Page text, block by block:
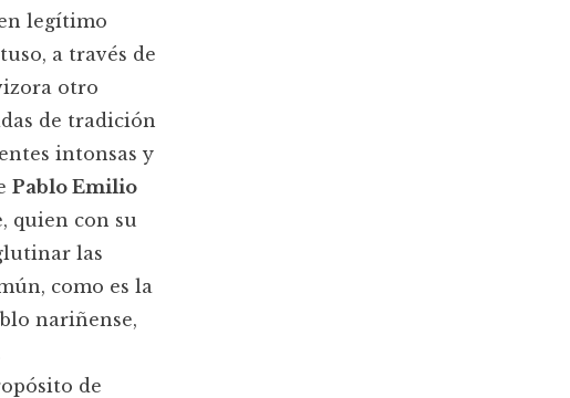
legítimo
a través de
otro
de tradición
intonsas y
Pablo Emilio
quien con su
las
como es la
nariñense,
de